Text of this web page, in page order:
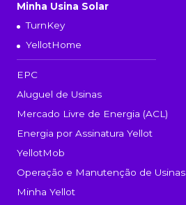
Minha Usina Solar
TurnKey
YellotHome
EPC
Aluguel de Usinas
Mercado Livre de Energia (ACL)
Energia por Assinatura Yellot
YellotMob
Operação e Manutenção de Usinas
Minha Yellot